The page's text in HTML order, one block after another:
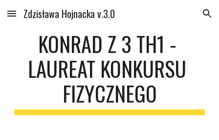
Skip to main content Skip to navigation
Zdzisława Hojnacka v.3.0
KONRAD Z 3 TH1 -
LAUREAT KONKURSU
FIZYCZNEGO